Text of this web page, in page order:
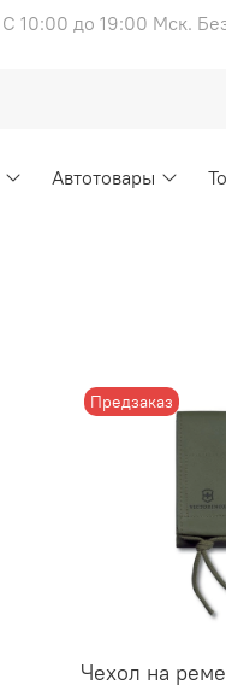
С 10:00 до 19:00 Мск.
Автотовары
Предзаказ
Чехол на